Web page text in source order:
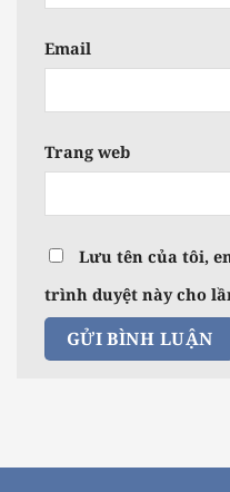
Email
Trang web
Lưu tên của tôi,
trình duyệt này cho